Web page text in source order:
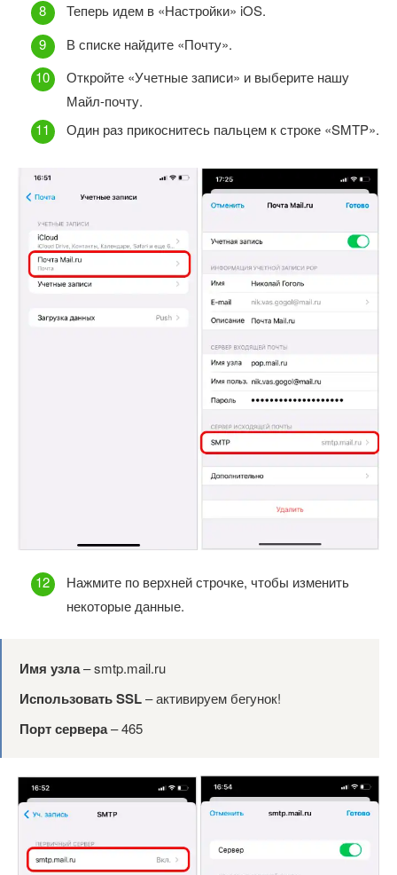
Теперь идем в «Настройки» iOS.
В списке найдите «Почту».
Откройте «Учетные записи» и выберите нашу
Майл-почту.
Один раз прикоснитесь пальцем к строке «SMTP».
Нажмите по верхней строчке, чтобы изменить
некоторые данные.
Имя узла– smtp.mail.ru
Использовать SSL– активируем бегунок!
Порт сервера– 465